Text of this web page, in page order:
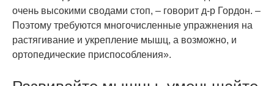
очень высокими сводами стоп, – говорит д-р Гордон. –
Поэтому требуются многочисленные упражнения на
растягивание и укрепление мышц, а возможно, и
ортопедические приспособления».